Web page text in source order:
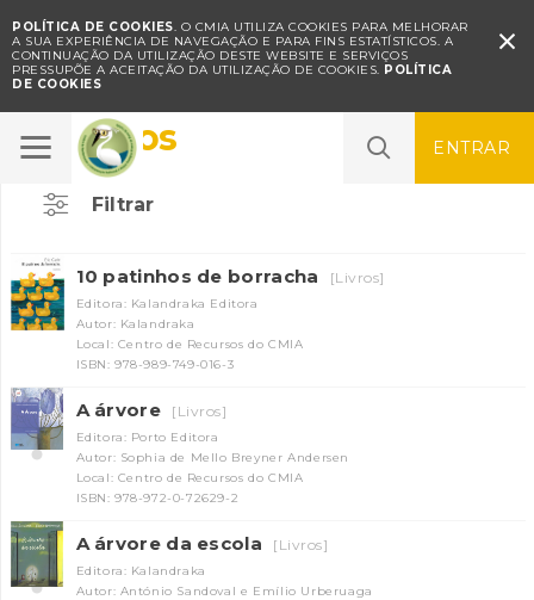
POLÍTICA DE COOKIES. O CMIA UTILIZA COOKIES PARA MELHORAR
A SUA EXPERIÊNCIA DE NAVEGAÇÃO E PARA FINS ESTATÍSTICOS. A
CONTINUAÇÃO DA UTILIZAÇÃO DESTE WEBSITE E SERVIÇOS
PRESSUPÕE A ACEITAÇÃO DA UTILIZAÇÃO DE COOKIES. POLÍTICA
DE COOKIES

ENTRAR
Contos
Filtrar
10 patinhos de borracha [Livros]
Editora: Kalandraka Editora
Autor: Kalandraka
Local: Centro de Recursos do CMIA
ISBN: 978-989-749-016-3
A árvore [Livros]
Editora: Porto Editora
Autor: Sophia de Mello Breyner Andersen
Local: Centro de Recursos do CMIA
ISBN: 978-972-0-72629-2
A árvore da escola [Livros]
Editora: Kalandraka
Autor: António Sandoval e Emílio Urberuaga